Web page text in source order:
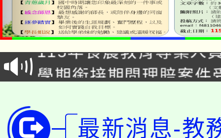
淨零綠生活教案入校路
115年食農教育專業人
程
學期銜接期間理賠案件
版
公告本校115學年度第
最新消息-教